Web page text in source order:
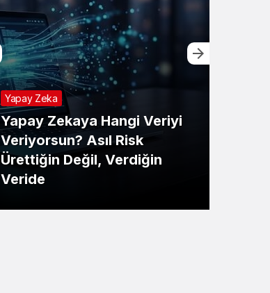
Yapay Zeka
Yapay Zekaya Hangi Veriyi
Veriyorsun? Asıl Risk
Ürettiğin Değil, Verdiğin
Veride